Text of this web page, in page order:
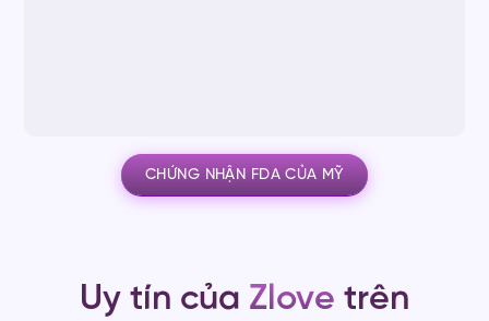
CHỨNG NHẬN FDA CỦA MỸ
Uy tín của Zlove trên